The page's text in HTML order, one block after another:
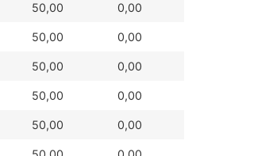
50,00 0,00
50,00 0,00
50,00 0,00
50,00 0,00
50,00 0,00